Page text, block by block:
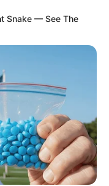
SİYASƏT
qəbul edib
Snake — See The